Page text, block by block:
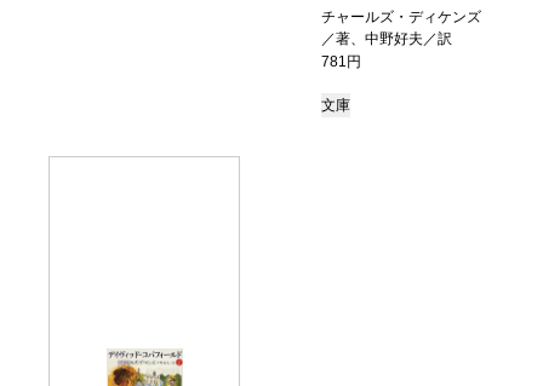
チャールズ・ディケンズ
／著、中野好夫／訳
781円
文庫